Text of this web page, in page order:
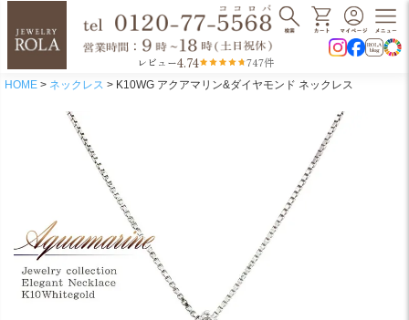
レビュー4.74 747件
HOME ネックレス K10WG アクアマリン&ダイヤモンド ネックレス